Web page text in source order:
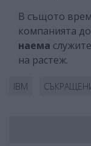
В същото
компанията
наема
на растеж.
IBM